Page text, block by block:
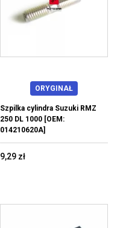
ORYGINAŁ
Szpilka cylindra Suzuki RMZ
250 DL 1000 [OEM:
014210620A]
9,29 zł